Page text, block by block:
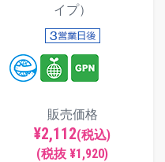
イプ）
販売価格
¥2,112(税込)
(税抜 ¥1,920)